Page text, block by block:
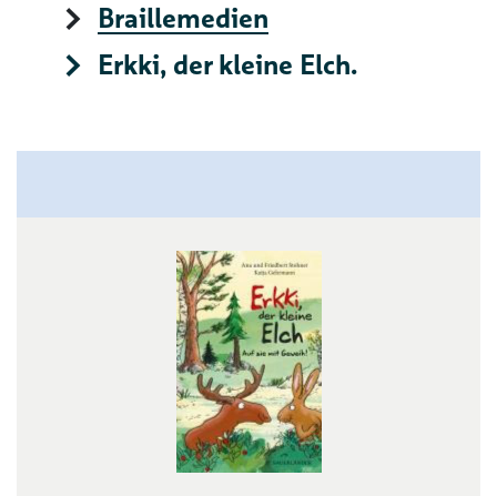
Braillemedien
Erkki, der kleine Elch.